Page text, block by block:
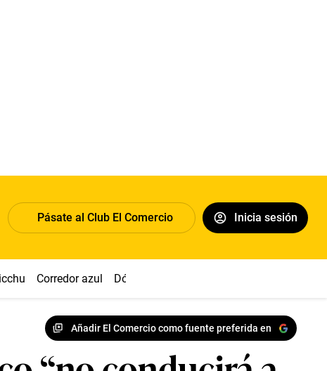
Pásate al Club El Comercio Inicia sesión
Corredor azul Dólar
Añadir El Comercio como fuente preferida en